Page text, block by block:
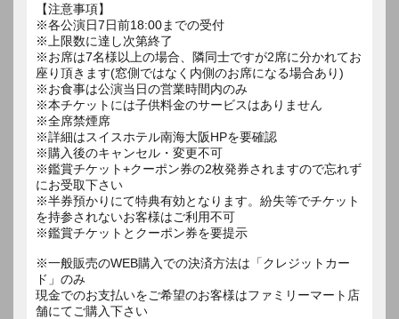
【注意事項】
※各公演日7日前18:00までの受付
※上限数に達し次第終了
※お席は7名様以上の場合、隣同士ですが2席に分かれてお
座り頂きます(窓側ではなく内側のお席になる場合あり)
※お食事は公演当日の営業時間内のみ
※本チケットには子供料金のサービスはありません
※全席禁煙席
※詳細はスイスホテル南海大阪HPを要確認
※購入後のキャンセル・変更不可
※鑑賞チケット+クーポン券の2枚発券されますので忘れず
にお受取下さい
※半券預かりにて特典有効となります。紛失等でチケット
を持参されないお客様はご利用不可
※鑑賞チケットとクーポン券を要提示
※一般販売のWEB購入での決済方法は「クレジットカー
ド」のみ
現金でのお支払いをご希望のお客様はファミリーマート店
舗にてご購入下さい